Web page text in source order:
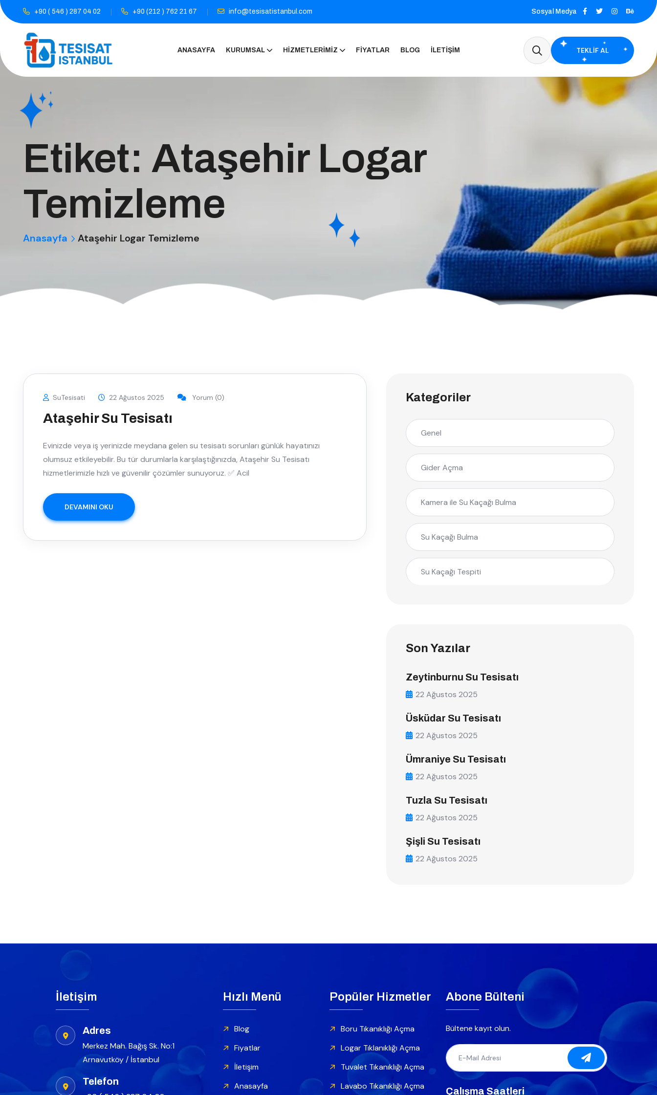
+90 ( 546 ) 287 04 02 +90 (212 ) 762 21 67 info@tesisatistanbul.com Sosyal Medya
ANASAYFA KURUMSAL HIZMETLERIMIZ FIYATLAR BLOG İLETIŞIM TEKLIF AL
Etiket: Ataşehir Logar
Temizleme
Anasayfa Ataşehir Logar Temizleme
SuTesisati 22 Ağustos 2025 Yorum (0)
Ataşehir Su Tesisatı
Evinizde veya iş yerinizde meydana gelen su tesisatı sorunları günlük hayatınızı
olumsuz etkileyebilir. Bu tür durumlarla karşılaştığınızda, Ataşehir Su Tesisatı
hizmetlerimizle hızlı ve güvenilir çözümler sunuyoruz. ✅ Acil
DEVAMINI OKU
Kategoriler
Genel
Gider Açma
Kamera ile Su Kaçağı Bulma
Su Kaçağı Bulma
Su Kaçağı Tespiti
Son Yazılar
Zeytinburnu Su Tesisatı
22 Ağustos 2025
Üsküdar Su Tesisatı
22 Ağustos 2025
Ümraniye Su Tesisatı
22 Ağustos 2025
Tuzla Su Tesisatı
22 Ağustos 2025
Şişli Su Tesisatı
22 Ağustos 2025
İletişim
Adres
Merkez Mah. Bağış Sk. No:1
Arnavutköy / İstanbul
Telefon
Hızlı Menü
Blog
Fiyatlar
İletişim
Anasayfa
Popüler Hizmetler
Boru Tıkanıklığı Açma
Logar Tıklanıklığı Açma
Tuvalet Tıkanıklığı Açma
Lavabo Tıkanıklığı Açma
Abone Bülteni
Bültene kayıt olun.
Çalışma Saatleri